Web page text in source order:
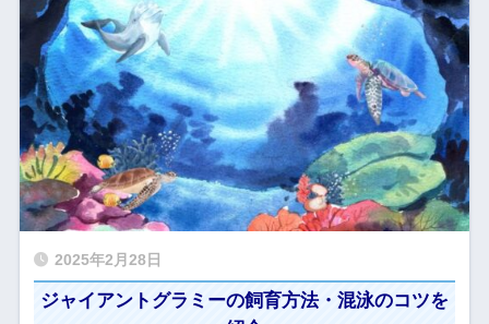
2025年2月28日
ジャイアントグラミーの飼育方法・混泳のコツを